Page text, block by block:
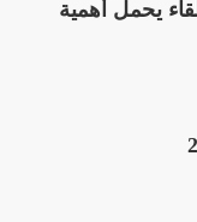
يحمل أهمية